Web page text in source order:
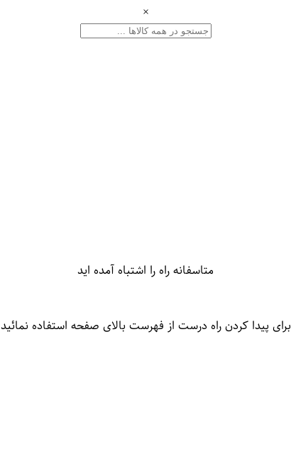
×
متاسفانه راه را اشتباه آمده اید
برای پیدا کردن راه درست از فهرست بالای صفحه استفاده نمائید